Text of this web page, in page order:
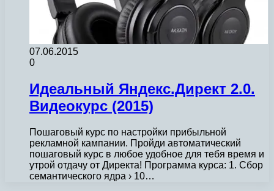
07.06.2015
0
Идеальный Яндекс.Директ 2.0.
Видеокурс (2015)
Пошаговый курс по настройки прибыльной
рекламной кампании. Пройди автоматический
пошаговый курс в любое удобное для тебя время и
утрой отдачу от Директа! Программа курса: 1. Сбор
семантического ядра › 10…